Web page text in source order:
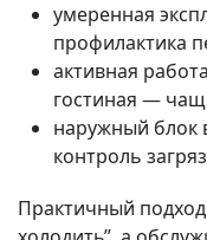
умеренная
профилактика
активная
гостиная —
наружный блок
контроль
Практичный